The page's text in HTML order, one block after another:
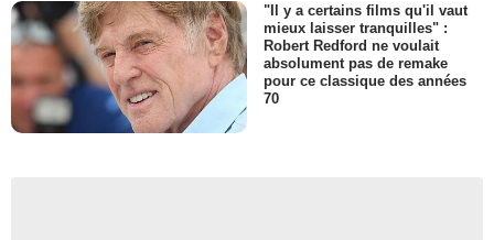
"Il y a certains films qu'il vaut
mieux laisser tranquilles" :
Robert Redford ne voulait
absolument pas de remake
pour ce classique des années
70